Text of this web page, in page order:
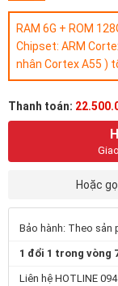
RAM 6G + ROM
Chipset: ARM
nhân Cortex A55 )
Thanh toán:
Hoặc
Bảo hành: Theo sản
1 đổi 1 trong vòng
Liên hệ HOTLINE